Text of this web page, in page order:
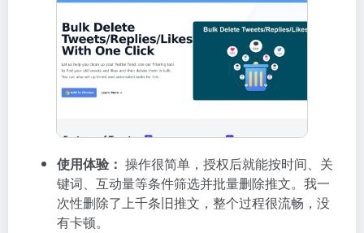
使用体验： 操作很简单，授权后就能按时间、关
键词、互动量等条件筛选并批量删除推文。我一
次性删除了上千条旧推文，整个过程很流畅，没
有卡顿。